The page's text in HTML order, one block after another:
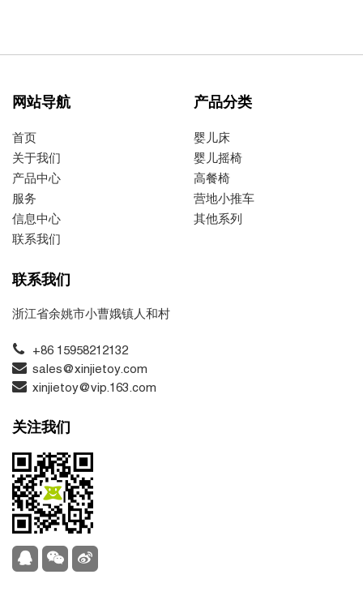
网站导航
首页
关于我们
产品中心
服务
信息中心
联系我们
产品分类
婴儿床
婴儿摇椅
高餐椅
营地小推车
其他系列
联系我们
浙江省余姚市小曹娥镇人和村
+86 15958212132
sales@xinjietoy.com
xinjietoy@vip.163.com
关注我们